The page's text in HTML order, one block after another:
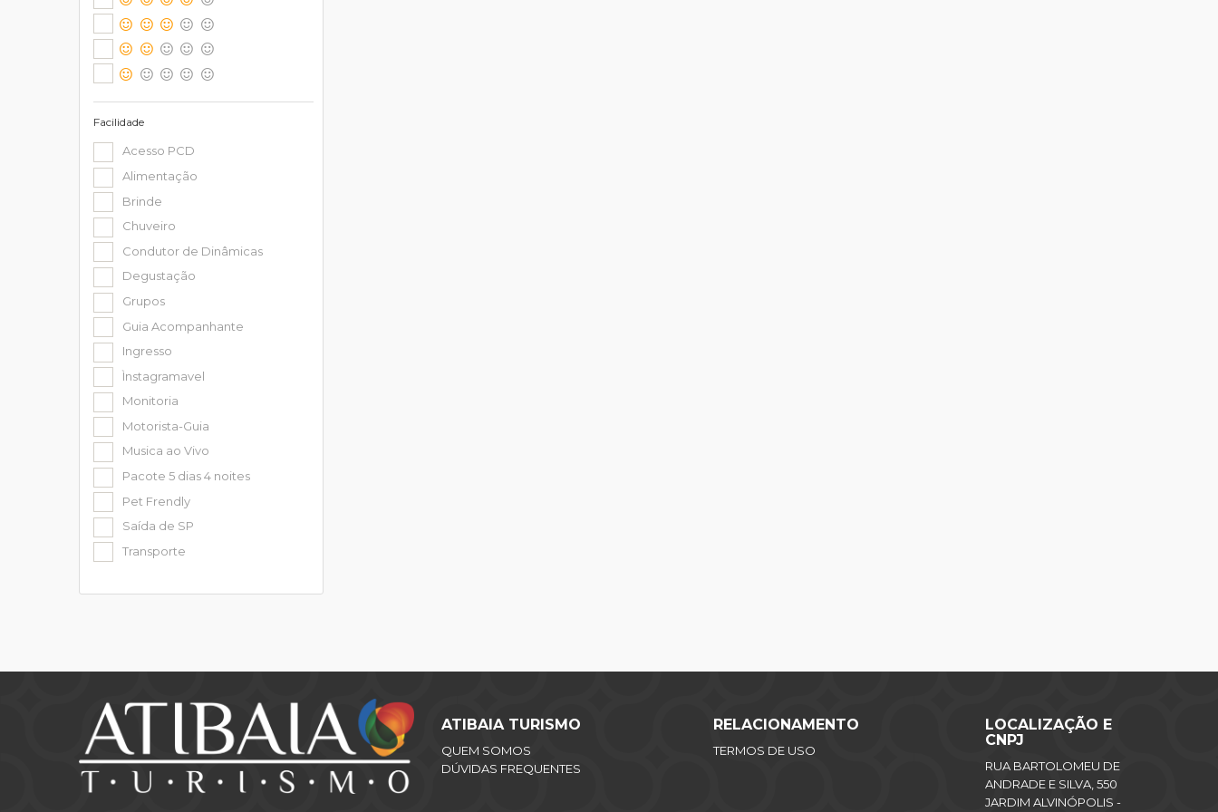
Facilidade
Acesso PCD
Alimentação
Brinde
Chuveiro
Condutor de Dinâmicas
Degustação
Grupos
Guia Acompanhante
Ingresso
Ìnstagramavel
Monitoria
Motorista-Guia
Musica ao Vivo
Pacote 5 dias 4 noites
Pet Frendly
Saída de SP
Transporte
ATIBAIA TURISMO
QUEM SOMOS
DÚVIDAS FREQUENTES
RELACIONAMENTO
TERMOS DE USO
LOCALIZAÇÃO E
CNPJ
RUA BARTOLOMEU DE
ANDRADE E SILVA, 550
JARDIM ALVINÓPOLIS -